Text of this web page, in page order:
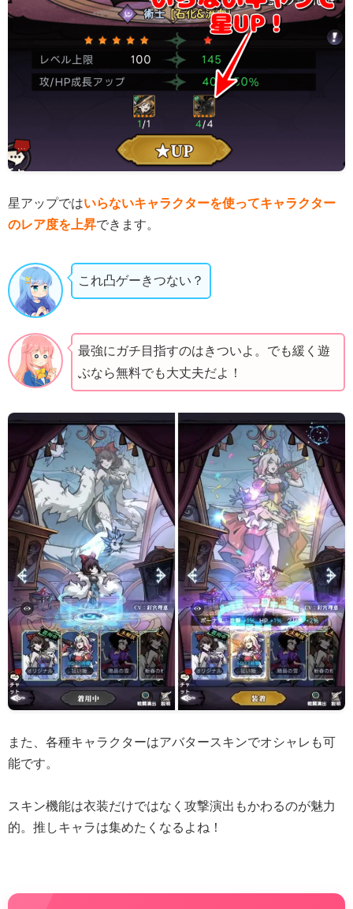
星アップではいらないキャラクターを使ってキャラクター
のレア度を上昇できます。
これ凸ゲーきつない？
最強にガチ目指すのはきついよ。でも緩く遊
ぶなら無料でも大丈夫だよ！
また、各種キャラクターはアバタースキンでオシャレも可
能です。
スキン機能は衣装だけではなく攻撃演出もかわるのが魅力
的。推しキャラは集めたくなるよね！